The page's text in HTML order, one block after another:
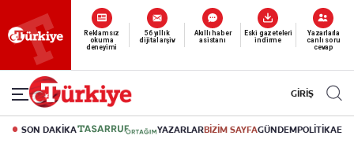
Reklamsız
okuma
deneyimi
56 yıllık
dijital arşiv
Akıllı haber
asistanı
Eski gazeteleri
indirme
Yazarlarla
canlı soru
cevap
GİRİŞ
SON DAKİKA YAZARLARBİZİM SAYFAGÜNDEMPOLİTİKA